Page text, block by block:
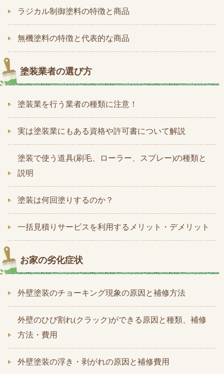
ラジカル制御塗料の特徴と商品
無機塗料の特徴と代表的な商品
塗装業者の選び方
塗装業を行う業者の種類に注意！
実は塗装業にもある資格や許可書について解説
塗装で使う道具(刷毛、ローラー、スプレー)の種類と
説明
塗装は何回塗りするのか？
一括見積りサービスを利用するメリット・デメリット
お家の劣化症状
外壁塗装のチョーキング現象の原因と補修方法
外壁のひび割れ(クラック)ができる原因と種類、補修
方法・費用
外壁塗装の浮き・剥がれの原因と補修費用